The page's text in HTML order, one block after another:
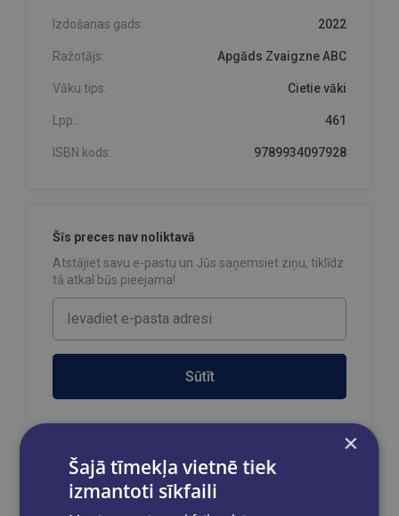
Izdošanas gads: 2022
Ražotājs: Apgāds Zvaigzne ABC
Vāku tips: Cietie vāki
Lpp.: 461
ISBN kods: 9789934097928
Šīs preces nav noliktavā
Atstājiet savu e-pastu un Jūs saņemsiet ziņu, tiklīdz
tā atkal būs pieejama!
Sūtīt
Reģistrējies un saņem 10% atlaidi pilnas
cenas precēm.
×
Šajā tīmekļa vietnē tiek
izmantoti sīkfaili